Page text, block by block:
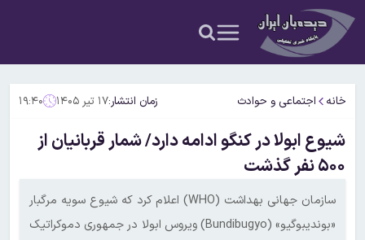
خانه اجتماعی و حوادث زمان انتشار:۱۷ تیر ۱۴۰۵ ۱۹:۴۰
شیوع ابولا در کنگو ادامه دارد/ شمار قربانیان از
۵۰۰ نفر گذشت
سازمان جهانی بهداشت (WHO) اعلام کرد که شیوع سویه مرگبار
«بوندیبوگیو» (Bundibugyo) ویروس ابولا در جمهوری دموکراتیک